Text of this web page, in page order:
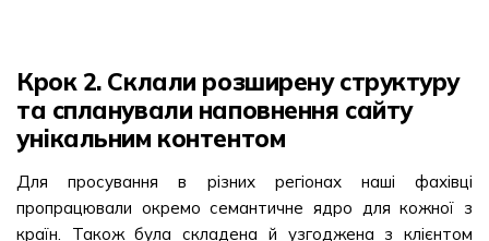
Крок 2. Склали розширену структуру
та спланували наповнення сайту
унікальним контентом
Для просування в різних регіонах наші фахівці
пропрацювали окремо семантичне ядро для кожної з
країн. Також була складена й узгоджена з клієнтом